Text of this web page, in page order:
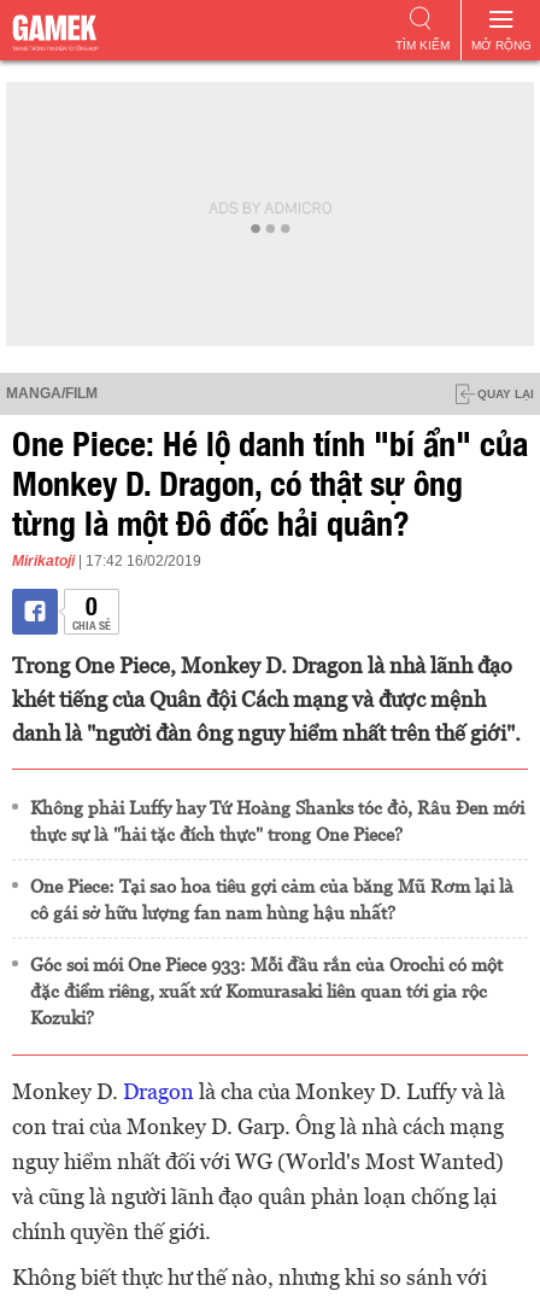
MỞ RỘNG
TÌM KIẾM
MANGA/FILM QUAY LẠI
One Piece: Hé lộ danh tính "bí ẩn" của
Monkey D. Dragon, có thật sự ông
từng là một Đô đốc hải quân?
Mirikatoji | 17:42 16/02/2019
0
CHIA SẺ
Trong One Piece, Monkey D. Dragon là nhà lãnh đạo
khét tiếng của Quân đội Cách mạng và được mệnh
danh là "người đàn ông nguy hiểm nhất trên thế giới".
Không phải Luffy hay Tứ Hoàng Shanks tóc đỏ, Râu Đen mới
thực sự là "hải tặc đích thực" trong One Piece?
One Piece: Tại sao hoa tiêu gợi cảm của băng Mũ Rơm lại là
cô gái sở hữu lượng fan nam hùng hậu nhất?
Góc soi mói One Piece 933: Mỗi đầu rắn của Orochi có một
đặc điểm riêng, xuất xứ Komurasaki liên quan tới gia rộc
Kozuki?
Monkey D. Dragon là cha của Monkey D. Luffy và là
con trai của Monkey D. Garp. Ông là nhà cách mạng
nguy hiểm nhất đối với WG (World's Most Wanted)
và cũng là người lãnh đạo quân phản loạn chống lại
chính quyền thế giới.
Không biết thực hư thế nào, nhưng khi so sánh với